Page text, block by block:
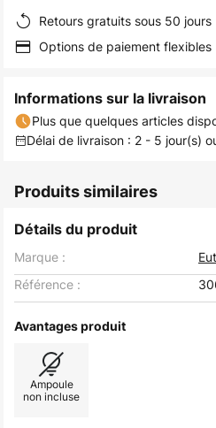
Retours gratuits sous 50 jours
Options de paiement flexibles
Informations sur la livraison
Plus que quelques articles
Délai de livraison : 2 - 5 jour(s)
Produits similaires
Détails du produit
Marque :
Référence :
Avantages produit
Ampoule
non incluse